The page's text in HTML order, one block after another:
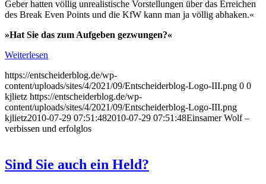
Geber hatten völlig unrealistische Vorstellungen über das Erreichen
des Break Even Points und die KfW kann man ja völlig abhaken.«
»Hat Sie das zum Aufgeben gezwungen?«
Weiterlesen
https://entscheiderblog.de/wp-
content/uploads/sites/4/2021/09/Entscheiderblog-Logo-III.png 0 0
kjlietz https://entscheiderblog.de/wp-
content/uploads/sites/4/2021/09/Entscheiderblog-Logo-III.png
kjlietz2010-07-29 07:51:482010-07-29 07:51:48Einsamer Wolf –
verbissen und erfolglos
Sind Sie auch ein Held?